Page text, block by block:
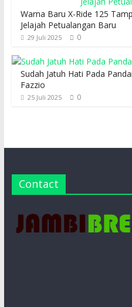
Warna Baru X-Ride 125
Jelajah Petualangan Baru
29 Juli 2025 0
Sudah Jatuh Hati Pada
Fazzio
25 Juli 2025 0
Contact